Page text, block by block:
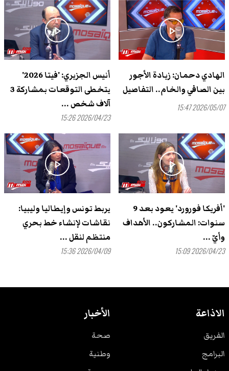
play_arrow
الهادي دحمان: زيادة الأجور
بين الصافي والخام.. التفاصيل
2026/05/07 15:47
play_arrow
أنيس الجزيري: 'فيتا 2026'
يتخطى التوقعات بمشاركة 3
آلاف شخص ...
2026/04/23 15:26
play_arrow
'أفريكا فورورد' يعود بعد 9
سنوات: المشاركون.. الأهداف
وأيّ ...
2026/04/23 15:09
play_arrow
يربط تونس وإيطاليا وليبيا:
نقاشات لإنشاء خط بحري
منتظم لنقل ...
2026/04/09 15:36
الاذاعة
الفريق
البرامج
الأخبار
صحة
وطنية